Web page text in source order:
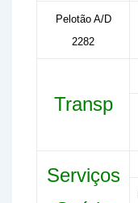
Pelotão A/D
2282
Transp
Serviços